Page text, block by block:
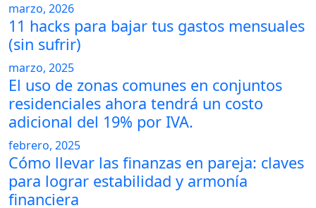
marzo, 2026
11 hacks para bajar tus gastos mensuales
(sin sufrir)
marzo, 2025
El uso de zonas comunes en conjuntos
residenciales ahora tendrá un costo
adicional del 19% por IVA.
febrero, 2025
Cómo llevar las finanzas en pareja: claves
para lograr estabilidad y armonía
financiera